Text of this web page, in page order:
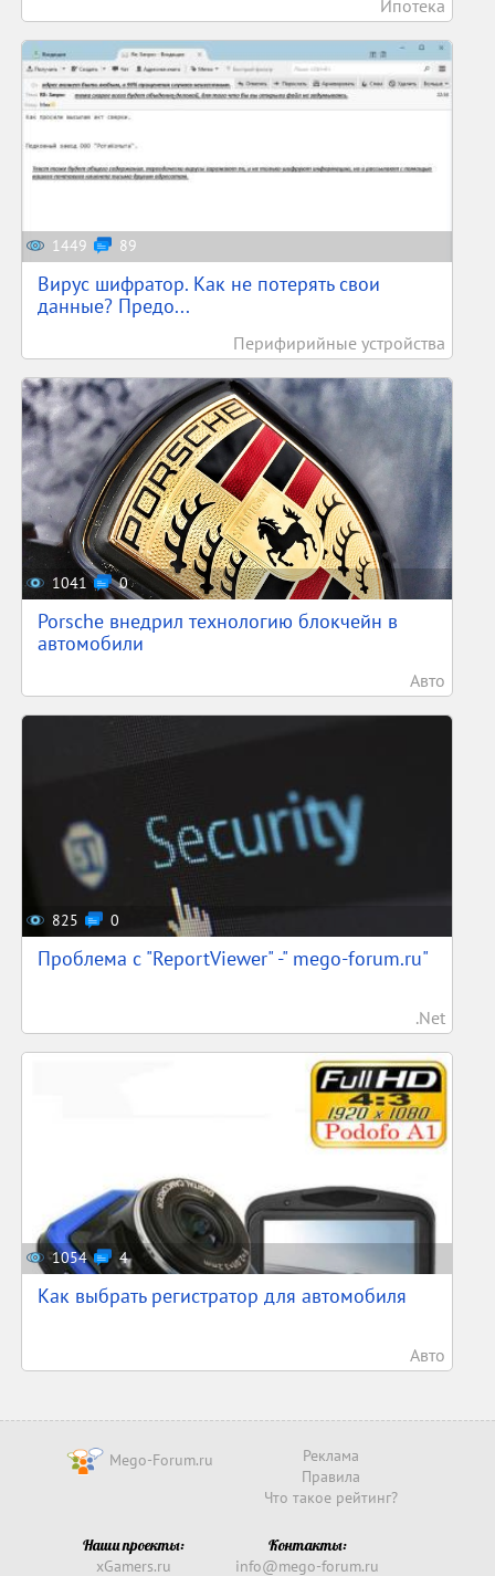
Ипотека
1449 89
Вирус шифратор. Как не потерять свои
данные? Предо...
Перифирийные устройства
1041 0
Porsche внедрил технологию блокчейн в
автомобили
Авто
825 0
Проблема с "ReportViewer" -" mego-forum.ru"
.Net
1054 4
Как выбрать регистратор для автомобиля
Авто
Mego-Forum.ru
Реклама
Правила
Что такое рейтинг?
Наши проекты:
xGamers.ru
Контакты:
info@mego-forum.ru